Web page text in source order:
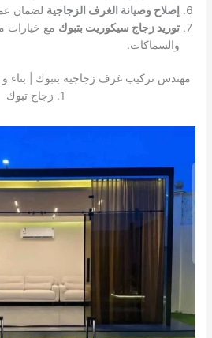
إصلاح وصيانة الغرف الزجاجية لضمان
توريد زجاج سيكوريت بتبوك مع خيارات
والسماكات.
مهندس تركيب غرف زجاجية بتبوك | بناء
1. زجاج تبوك